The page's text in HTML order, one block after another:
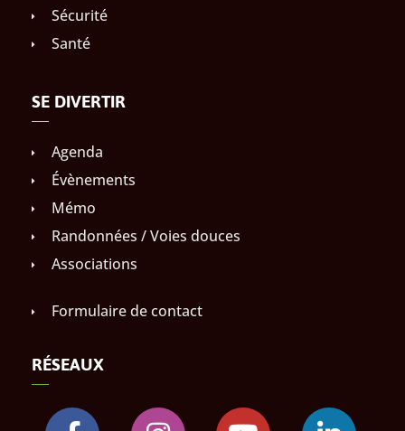
Sécurité
Santé
SE DIVERTIR
Agenda
Évènements
Mémo
Randonnées / Voies douces
Associations
Formulaire de contact
RÉSEAUX